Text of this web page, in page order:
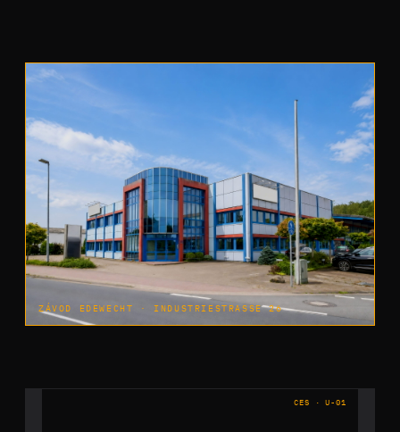
ZÁVOD EDEWECHT · INDUSTRIESTRASSE 26
CES · U-01